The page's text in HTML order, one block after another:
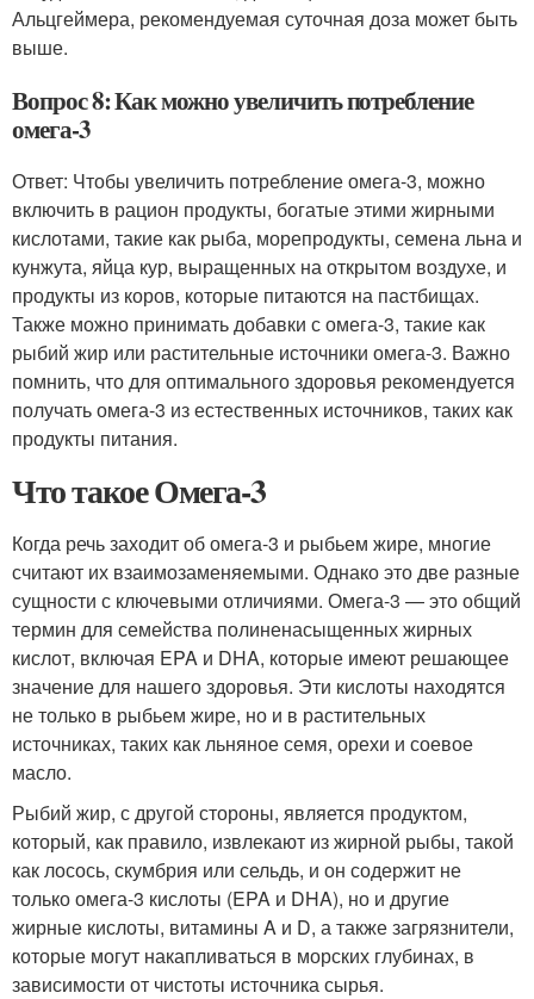
Альцгеймера, рекомендуемая суточная доза может быть
выше.
Вопрос 8: Как можно увеличить потребление
омега-3
Ответ: Чтобы увеличить потребление омега-3, можно
включить в рацион продукты, богатые этими жирными
кислотами, такие как рыба, морепродукты, семена льна и
кунжута, яйца кур, выращенных на открытом воздухе, и
продукты из коров, которые питаются на пастбищах.
Также можно принимать добавки с омега-3, такие как
рыбий жир или растительные источники омега-3. Важно
помнить, что для оптимального здоровья рекомендуется
получать омега-3 из естественных источников, таких как
продукты питания.
Что такое Омега-3
Когда речь заходит об омега-3 и рыбьем жире, многие
считают их взаимозаменяемыми. Однако это две разные
сущности с ключевыми отличиями. Омега-3 — это общий
термин для семейства полиненасыщенных жирных
кислот, включая EPA и DHA, которые имеют решающее
значение для нашего здоровья. Эти кислоты находятся
не только в рыбьем жире, но и в растительных
источниках, таких как льняное семя, орехи и соевое
масло.
Рыбий жир, с другой стороны, является продуктом,
который, как правило, извлекают из жирной рыбы, такой
как лосось, скумбрия или сельдь, и он содержит не
только омега-3 кислоты (EPA и DHA), но и другие
жирные кислоты, витамины A и D, а также загрязнители,
которые могут накапливаться в морских глубинах, в
зависимости от чистоты источника сырья.